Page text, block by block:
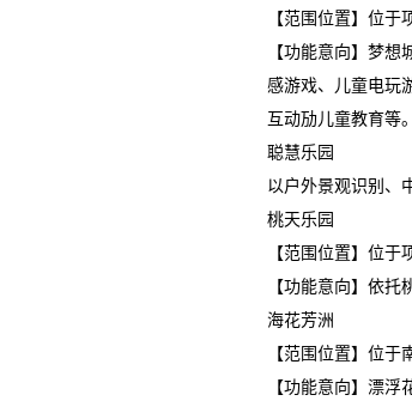
【范围位置】位于
【功能意向】梦
感游戏、儿童电玩
互动劢儿童教育等。
聪慧乐园
以户外景观识别、
桃天乐园
【范围位置】位于
【功能意向】依
海花芳洲
【范围位置】位于
【功能意向】漂